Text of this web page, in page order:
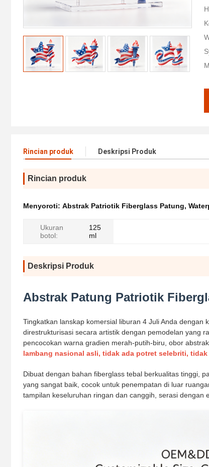
Rincian produk Deskripsi Produk
Rincian produk
Menyoroti: Abstrak Patriotik Fiberglass Patung,
Ukuran
botol:
125
ml
Deskripsi Produk
Abstrak Patung Patriotik
Tingkatkan lanskap komersial liburan 4 Juli Anda dengan
direstrukturisasi secara artistik dengan pemodelan yang
pencocokan warna gradien merah-putih-biru, obor
lambang nasional asli, tidak ada potret selebriti,
Dibuat dengan bahan fiberglass tebal berkualitas tinggi,
yang sangat baik, cocok untuk penempatan di luar
tampilan keseluruhan ringan dan canggih, serasi